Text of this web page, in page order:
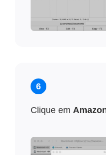
6
Clique em